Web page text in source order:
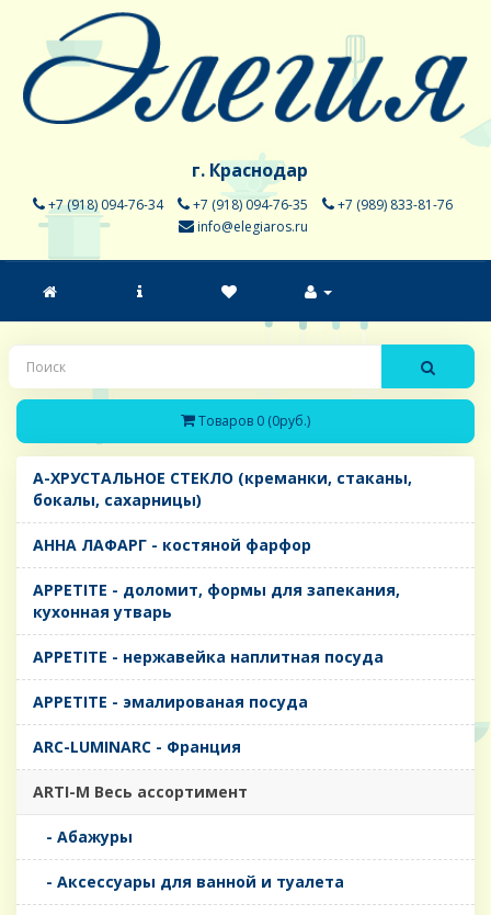
г. Краснодар
+7 (918) 094-76-34 +7 (918) 094-76-35
+7 (989) 833-81-76
info@elegiaros.ru
Товаров 0 (0руб.)
A-ХРУСТАЛЬНОЕ СТЕКЛО (креманки, стаканы,
бокалы, сахарницы)
AHHA ЛАФАРГ - костяной фарфор
APPETITE - доломит, формы для запекания,
кухонная утварь
APPETITE - нержавейка наплитная посуда
APPETITE - эмалированая посуда
ARC-LUMINARC - Франция
ARTI-M Весь ассортимент
- Абажуры
- Аксессуары для ванной и туалета